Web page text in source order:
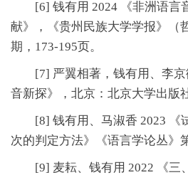
[6] 钱有用 2024 《非洲语言
献》，《贵州民族大学学报》（
期，173-195页。
[7] 严翼相著，钱有用、李京
音新探》，北京：北京大学出版
[8] 钱有用、马淑香 2023 《
次的判定方法》《语言学论丛》
[9] 麦耘、钱有用 2022 《三